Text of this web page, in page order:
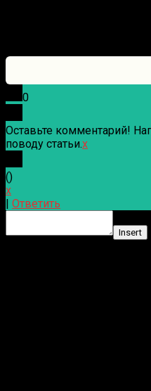
0
Оставьте комментарий!
поводу статьи.x
()
x
Ответить
Insert